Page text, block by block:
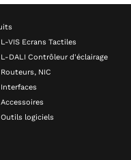
L-VIS Ecrans Tactiles
L-DALI Contrôleur d'éclairage
Routeurs, NIC
Interfaces
Accessoires
Outils logiciels